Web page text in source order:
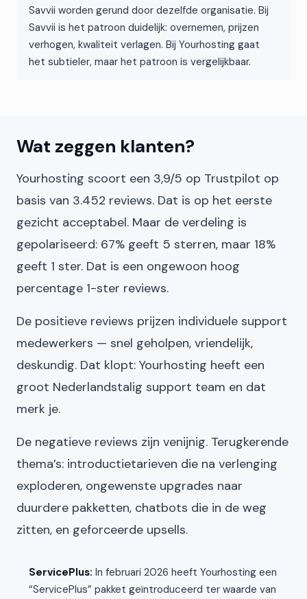
Savvii worden gerund door dezelfde organisatie. Bij
Savvii is het patroon duidelijk: overnemen, prijzen
verhogen, kwaliteit verlagen. Bij Yourhosting gaat
het subtieler, maar het patroon is vergelijkbaar.
Wat zeggen klanten?
Yourhosting scoort een 3,9/5 op Trustpilot op
basis van 3.452 reviews. Dat is op het eerste
gezicht acceptabel. Maar de verdeling is
gepolariseerd: 67% geeft 5 sterren, maar 18%
geeft 1 ster. Dat is een ongewoon hoog
percentage 1-ster reviews.
De positieve reviews prijzen individuele support
medewerkers — snel geholpen, vriendelijk,
deskundig. Dat klopt: Yourhosting heeft een
groot Nederlandstalig support team en dat
merk je.
De negatieve reviews zijn venijnig. Terugkerende
thema’s: introductietarieven die na verlenging
exploderen, ongewenste upgrades naar
duurdere pakketten, chatbots die in de weg
zitten, en geforceerde upsells.
ServicePlus: In februari 2026 heeft Yourhosting een
“ServicePlus” pakket geïntroduceerd ter waarde van